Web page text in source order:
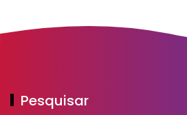
Pesquisar